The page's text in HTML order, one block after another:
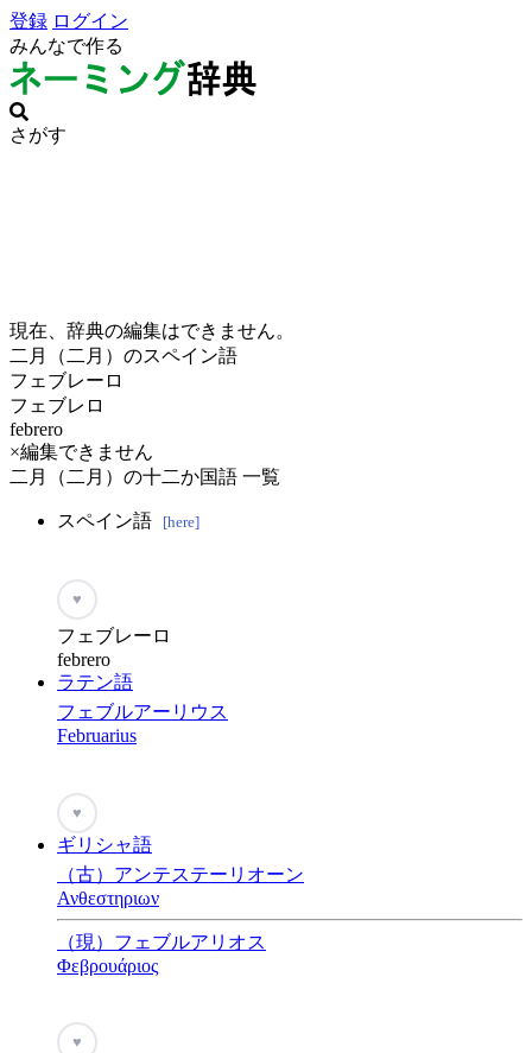
登録 ログイン
みんなで作る
さがす
現在、辞典の編集はできません。
二月（二月）のスペイン語
フェブレーロ
フェブレロ
febrero
×編集できません
二月（二月）の十二か国語 一覧
スペイン語 [here]
♥
フェブレーロ
febrero
ラテン語
フェブルアーリウス
Februarius
♥
ギリシャ語
（古）アンテステーリオーン
Ανθεστηριων
（現）フェブルアリオス
Φεβρουάριος
♥